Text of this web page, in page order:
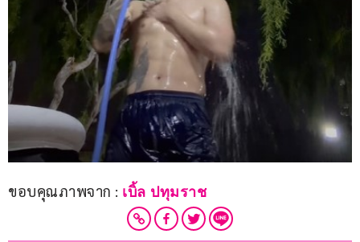
ขอบคุณภาพจาก : เบิ้ล ปทุมราช